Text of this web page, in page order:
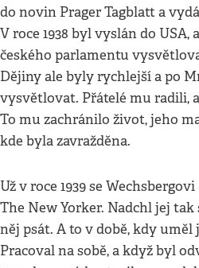
do novin Prager Tagblatt a
V roce 1938 byl vyslán do
českého parlamentu
Dějiny ale byly rychlejší a po
vysvětlovat. Přátelé mu radili,
To mu zachránilo život, jeho
kde byla zavražděna.
Už v roce 1939 se
The New Yorker. Nadchl jej tak
něj psát. A to v době, kdy uměl
Pracoval na sobě, a když byl